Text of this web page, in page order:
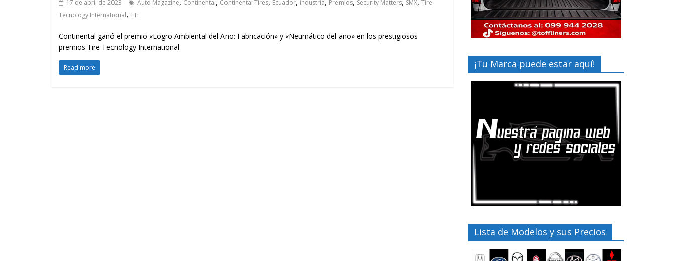
17 de abril de 2023 Auto Magazine Continental Continental Tires Ecuador industria Premios Security Matters SMX Tire
Tecnology International, TTI
Continental ganó el premio «Logro Ambiental del Año: Fabricación» y «Neumático del año» en los prestigiosos
premios Tire Tecnology International
Read more ¡Tu Marca puede estar aquí!
Lista de Modelos y sus Precios